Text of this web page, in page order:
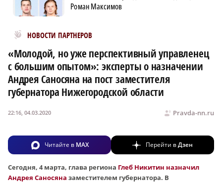
Роман Максимов
НОВОСТИ ПАРТНЕРОВ
Новости МирТесен
«Молодой, но уже перспективный управленец
с большим опытом»: эксперты о назначении
Андрея Саносяна на пост заместителя
губернатора Нижегородской области
Pravda-nn.ru
22:16, 04.03.2020
Читайте в MAX Перейти вДзен
Сегодня, 4 марта, глава региона Глеб Никитин назначил
Андрея Саносяна заместителем губернатора. В